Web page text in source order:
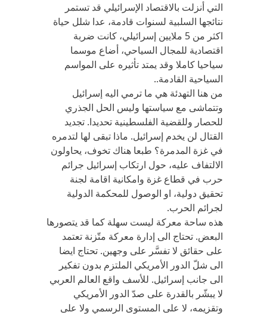
التي أنزلت بالاقتصاد الإسرائيلي قد تستمر
نتائجها السلبية لسنوات قادمة، عدا شلل حياة
اكثر من 5 ملايين إسرائيلي، كانت ضربة
اقتصادية للمجال السياحي، أضاع موسما
سياحيا كاملا وقد يمتد تأثيره على المواسم
السياحية القادمة..
من هنا التهدئة هي ما ترمي اليه إسرائيل
وتتماشى مع سياستها وليس الحل الجذري
للحصار وللقضية الفلسطينية تحديدا. تجديد
القتال لن يخدم إسرائيل. ماذا تبقى لها لتدمره
في غزة المدمرة؟ طبعا هناك تخوف، يحاولون
الالتفاف عليه، حول ارتكاب إسرائيل جرائم
حرب في قطاع غزة وامكانية اقامة لجنة
تحقيق دولية، او الوصول للمحكمة الدولية
لجرائم الحرب.
هذه ساحة معركة ليست سهلة كما قد يتصورها
البعض. تحتاج الى إدارة معركة متّزنة تعتمد
على حقائق لا تفسَّر على وجهين. تحتاج ايضا
الى شلّ الدور الأمريكي الملتزم بدون تفكير
الى جانب إسرائيل. للأسف واقع العالم العربي
لا يبشّر بالقدرة على صدّ الدور الأمريكي
وتقزيمه، لا على المستوى الرسمي ولا على